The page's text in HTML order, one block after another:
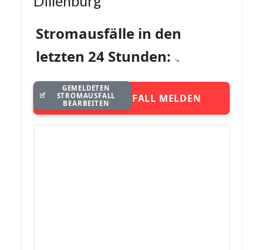
Stromausfälle in den
letzten 24 Stunden:
STROMAUSFALL MELDEN
GEMELDETEN
STROMAUSFALL
BEARBEITEN